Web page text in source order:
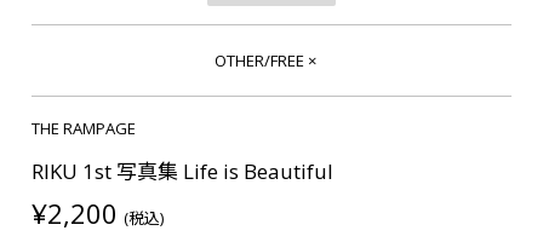
OTHER/FREE ×
THE RAMPAGE
RIKU 1st 写真集 Life is Beautiful
¥2,200 (税込)